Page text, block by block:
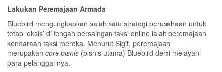
Lakukan Peremajaan Armada
Bluebird mengungkapkan salah satu strategi perusahaan untuk
tetap ‘eksis’ di tengah persaingan taksi online ialah peremajaan
kendaraan taksi mereka. Menurut Sigit, peremajaan
merupakan core bisnis (bisnis utama) Bluebird demi melayani
para pelanggannya.